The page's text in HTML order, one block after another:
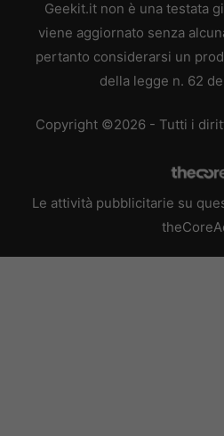
Geekit.it non è una testata
viene aggiornato senza
pertanto considerarsi un
della legge n. 62
Copyright ©2026 - Tutti i
Le attività pubblicitarie su